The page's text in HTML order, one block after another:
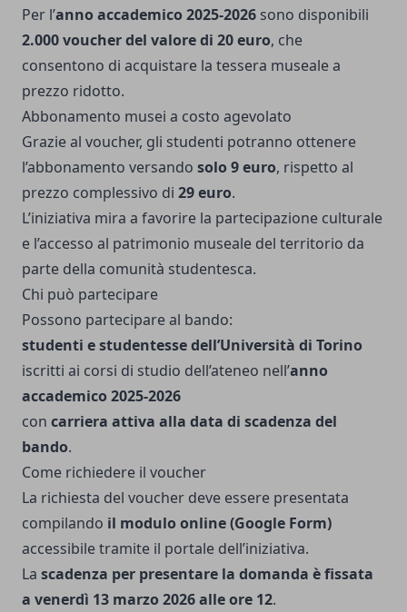
Per l’anno accademico 2025-2026 sono disponibili
2.000 voucher del valore di 20 euro, che
consentono di acquistare la tessera museale a
prezzo ridotto.
Abbonamento musei a costo agevolato
Grazie al voucher, gli studenti potranno ottenere
l’abbonamento versando solo 9 euro, rispetto al
prezzo complessivo di 29 euro.
L’iniziativa mira a favorire la partecipazione culturale
e l’accesso al patrimonio museale del territorio da
parte della comunità studentesca.
Chi può partecipare
Possono partecipare al bando:
studenti e studentesse dell’Università di Torino
iscritti ai corsi di studio dell’ateneo nell’anno
accademico 2025-2026
con carriera attiva alla data di scadenza del
bando.
Come richiedere il voucher
La richiesta del voucher deve essere presentata
compilando il modulo online (Google Form)
accessibile tramite il portale dell’iniziativa.
La scadenza per presentare la domanda è fissata
a venerdì 13 marzo 2026 alle ore 12.